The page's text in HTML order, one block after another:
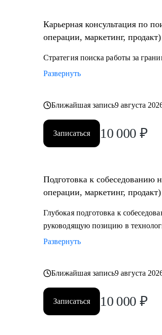
Карьерная консультация по
операции, маркетинг, продакт)
Стратегия поиска работы за
Развернуть
Ближайшая запись9 августа
Записаться 10 000 ₽
Подготовка к собеседованию
операции, маркетинг, продакт)
Глубокая подготовка к
руководящую позицию в
Развернуть
Ближайшая запись9 августа
Записаться 10 000 ₽